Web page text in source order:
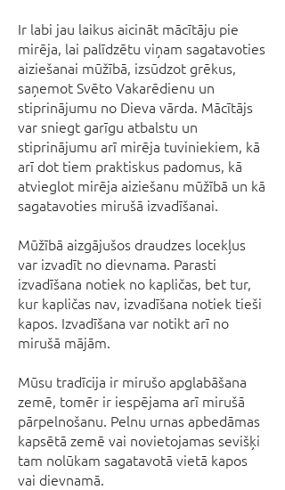
Ir labi jau laikus aicināt mācītāju pie
mirēja, lai palīdzētu viņam sagatavoties
aiziešanai mūžībā, izsūdzot grēkus,
saņemot Svēto Vakarēdienu un
stiprinājumu no Dieva vārda. Mācītājs
var sniegt garīgu atbalstu un
stiprinājumu arī mirēja tuviniekiem, kā
arī dot tiem praktiskus padomus, kā
atvieglot mirēja aiziešanu mūžībā un kā
sagatavoties mirušā izvadīšanai.
Mūžībā aizgājušos draudzes locekļus
var izvadīt no dievnama. Parasti
izvadīšana notiek no kapličas, bet tur,
kur kapličas nav, izvadīšana notiek tieši
kapos. Izvadīšana var notikt arī no
mirušā mājām.
Mūsu tradīcija ir mirušo apglabāšana
zemē, tomēr ir iespējama arī mirušā
pārpelnošanu. Pelnu urnas apbedāmas
kapsētā zemē vai novietojamas sevišķi
tam nolūkam sagatavotā vietā kapos
vai dievnamā.